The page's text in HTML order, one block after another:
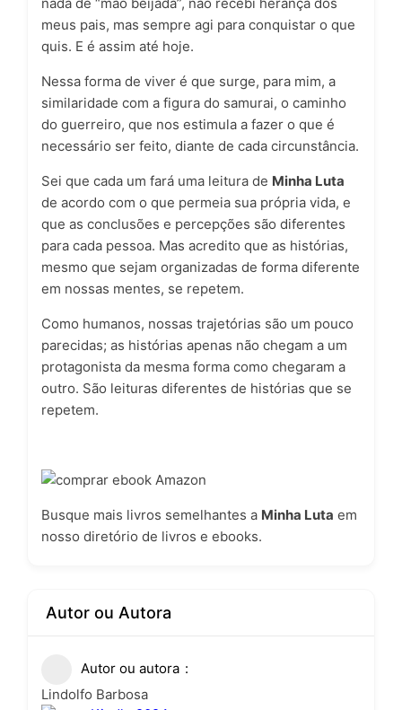
nada de “mão beijada”, não recebi herança dos
meus pais, mas sempre agi para conquistar o que
quis. E é assim até hoje.
Nessa forma de viver é que surge, para mim, a
similaridade com a figura do samurai, o caminho
do guerreiro, que nos estimula a fazer o que é
necessário ser feito, diante de cada circunstância.
Sei que cada um fará uma leitura de Minha Luta
de acordo com o que permeia sua própria vida, e
que as conclusões e percepções são diferentes
para cada pessoa. Mas acredito que as histórias,
mesmo que sejam organizadas de forma diferente
em nossas mentes, se repetem.
Como humanos, nossas trajetórias são um pouco
parecidas; as histórias apenas não chegam a um
protagonista da mesma forma como chegaram a
outro. São leituras diferentes de histórias que se
repetem.
Busque mais livros semelhantes a Minha Luta em
nosso diretório de livros e ebooks.
Autor ou Autora
Autor ou autora
Lindolfo Barbosa